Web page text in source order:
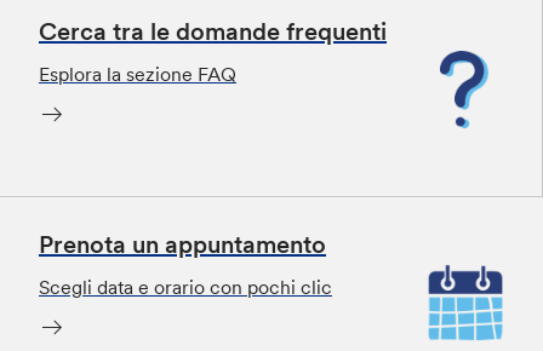
Cerca tra le domande frequenti
Esplora la sezione FAQ
Prenota un appuntamento
Scegli data e orario con pochi clic